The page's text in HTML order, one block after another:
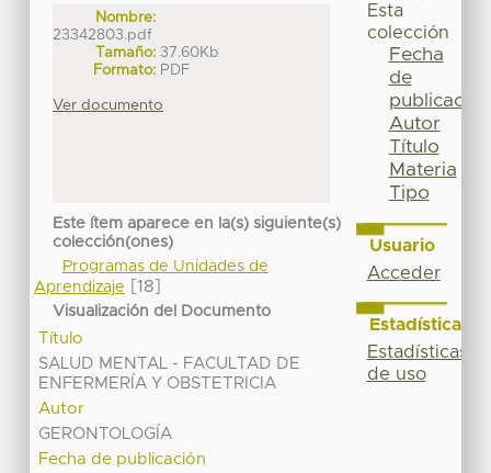
Nombre:
23342803.pdf
Tamaño: 37.60Kb
Formato: PDF
Ver documento
Este ítem aparece en la(s) siguiente(s)
colección(ones)
Programas de Unidades de
Aprendizaje
[18]
Visualización del Documento
Título
SALUD MENTAL - FACULTAD DE
ENFERMERÍA Y OBSTETRICIA
Autor
GERONTOLOGÍA
Fecha de publicación
Esta
colección
Fecha
de
publicación
Autor
Título
Materia
Tipo
Usuario
Acceder
Estadísticas
Estadísticas
de uso